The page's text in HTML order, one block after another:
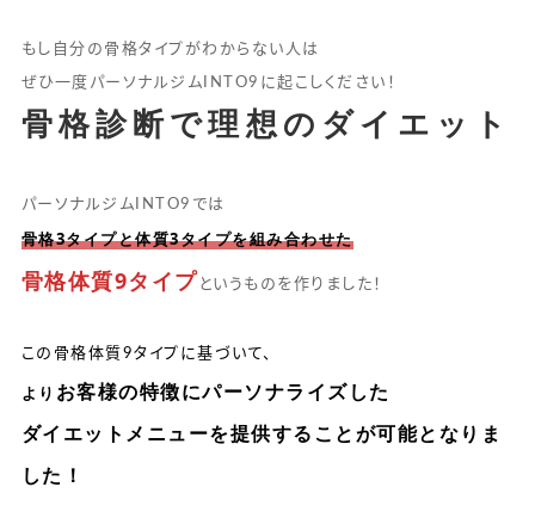
もし自分の骨格タイプがわからない人は
ぜひ一度パーソナルジムINTO9に起こしください！
骨格診断で理想のダイエット
パーソナルジムINTO9では
骨格3タイプと体質3タイプを組み合わせた
骨格体質9タイプというものを作りました！
この骨格体質9タイプに基づいて、
より お客様の特徴にパーソナライズした
ダイエットメニューを提供することが可能となりま
した！